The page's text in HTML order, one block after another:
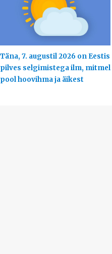
Täna, 7. augustil 2026 on Eestis
pilves selgimistega ilm, mitmel
pool hoovihma ja äikest